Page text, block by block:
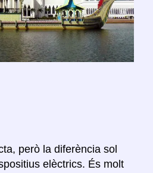
però la diferència sol
elèctrics. És molt